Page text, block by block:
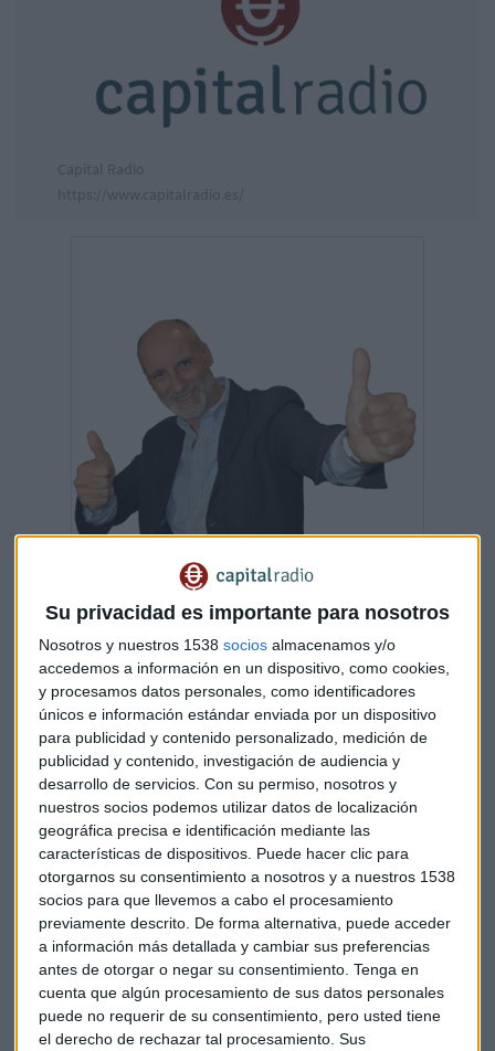
Su privacidad es importante para nosotros
Nosotros y nuestros 1538 socios almacenamos y/o
accedemos a información en un dispositivo, como cookies,
y procesamos datos personales, como identificadores
únicos e información estándar enviada por un dispositivo
para publicidad y contenido personalizado, medición de
publicidad y contenido, investigación de audiencia y
desarrollo de servicios. Con su permiso, nosotros y
nuestros socios podemos utilizar datos de localización
geográfica precisa e identificación mediante las
características de dispositivos. Puede hacer clic para
otorgarnos su consentimiento a nosotros y a nuestros 1538
socios para que llevemos a cabo el procesamiento
previamente descrito. De forma alternativa, puede acceder
a información más detallada y cambiar sus preferencias
antes de otorgar o negar su consentimiento. Tenga en
cuenta que algún procesamiento de sus datos personales
puede no requerir de su consentimiento, pero usted tiene
el derecho de rechazar tal procesamiento. Sus
Capital Radio